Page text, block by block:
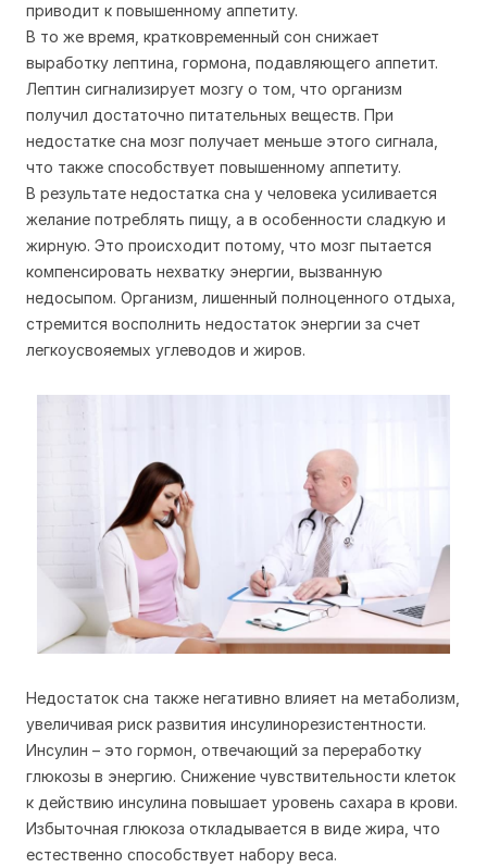
приводит к повышенному аппетиту.
В то же время, кратковременный сон снижает
выработку лептина, гормона, подавляющего аппетит.
Лептин сигнализирует мозгу о том, что организм
получил достаточно питательных веществ. При
недостатке сна мозг получает меньше этого сигнала,
что также способствует повышенному аппетиту.
В результате недостатка сна у человека усиливается
желание потреблять пищу, а в особенности сладкую и
жирную. Это происходит потому, что мозг пытается
компенсировать нехватку энергии, вызванную
недосыпом. Организм, лишенный полноценного отдыха,
стремится восполнить недостаток энергии за счет
легкоусвояемых углеводов и жиров.
Недостаток сна также негативно влияет на метаболизм,
увеличивая риск развития инсулинорезистентности.
Инсулин – это гормон, отвечающий за переработку
глюкозы в энергию. Снижение чувствительности клеток
к действию инсулина повышает уровень сахара в крови.
Избыточная глюкоза откладывается в виде жира, что
естественно способствует набору веса.